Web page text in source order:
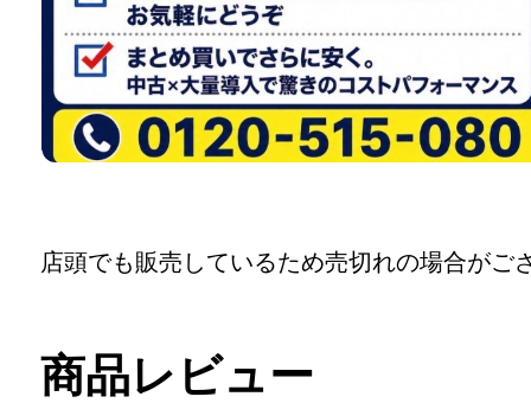
店頭でも販売しているため売切れの場合がご
商品レビュー